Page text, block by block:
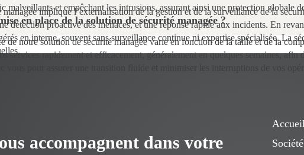
malveillants et empêchant les intrusions, assurant ainsi une protection globale
implique l’externalisation de la gestion et de la surveillance de la
détection proactive des menaces, et une réponse rapide aux incidents. En
en interne, souvent sans surveillance continue ni expertise spécialisée. La
en place de la solution de sécurité managée ?
de notre solution de sécurité managée varie en fonction de la taille et de la
services rapidement et efficacement, généralement en quelques semaines,
accompagnent dans votre
Société